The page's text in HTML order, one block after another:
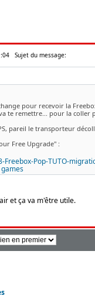
Sujet du message:
pour recevoir la
te remettre... pour la coller
pareil le transporteur
Free Upgrade" :
Freebox-Pop-TUTO-
et ça va m'être utile.